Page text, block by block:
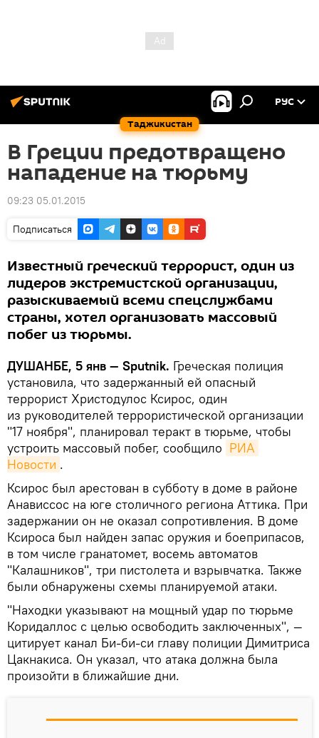
Таджикистан
РУС
В Греции предотвращено
нападение на тюрьму
09:23 05.01.2015
Подписаться
Известный греческий террорист, один из
лидеров экстремистской организации,
разыскиваемый всеми спецслужбами
страны, хотел организовать массовый
побег из тюрьмы.
ДУШАНБЕ, 5 янв — Sputnik. Греческая полиция
установила, что задержанный ей опасный
террорист Христодулос Ксирос, один
из руководителей террористической организации
"17 ноября", планировал теракт в тюрьме, чтобы
устроить массовый побег, сообщило РИА
Новости .
Ксирос был арестован в субботу в доме в районе
Анависсос на юге столичного региона Аттика. При
задержании он не оказал сопротивления. В доме
Ксироса был найден запас оружия и боеприпасов,
в том числе гранатомет, восемь автоматов
"Калашников", три пистолета и взрывчатка. Также
были обнаружены схемы планируемой атаки.
"Находки указывают на мощный удар по тюрьме
Коридаллос с целью освободить заключенных", —
цитирует канал Би-би-си главу полиции Димитриса
Цакнакиса. Он указал, что атака должна была
произойти в ближайшие дни.